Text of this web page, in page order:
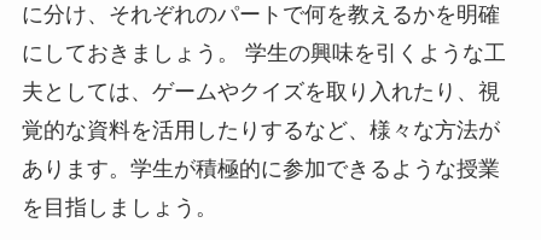
に分け、それぞれのパートで何を教えるかを明確
にしておきましょう。 学生の興味を引くような工
夫としては、ゲームやクイズを取り入れたり、視
覚的な資料を活用したりするなど、様々な方法が
あります。学生が積極的に参加できるような授業
を目指しましょう。